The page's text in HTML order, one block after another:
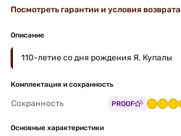
Посмотреть гарантии и условия возврата
Описание
110-летие со дня рождения Я. Купалы
Комплектация и сохранность
Сохранность PROOF
Основные характеристики